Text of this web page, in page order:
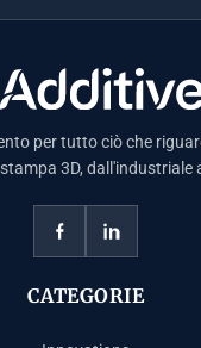
per tutto ciò che
3D, dall'industriale
CATEGORIE